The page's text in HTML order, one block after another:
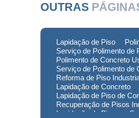
OUTRAS
Lapidação de Piso
Serviço de Polimento de
Polimento de Concreto
Serviço de Polimento de
Reforma de Piso
Lapidação de Concreto
Lapidação de Piso de
Recuperação de Pisos
Lapidação de Piso em